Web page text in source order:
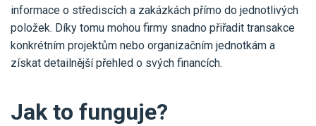
informace o střediscích a zakázkách přímo do jednotlivých
položek. Díky tomu mohou firmy snadno přiřadit transakce
konkrétním projektům nebo organizačním jednotkám a
získat detailnější přehled o svých financích.
Jak to funguje?